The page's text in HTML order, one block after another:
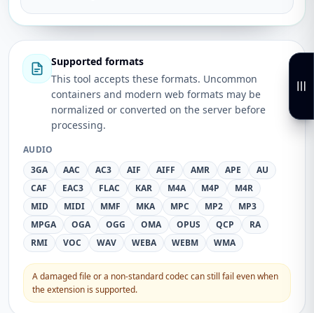
Supported formats
This tool accepts these formats. Uncommon
containers and modern web formats may be
normalized or converted on the server before
processing.
AUDIO
3GA
AAC AC3 AIF AIFF AMR APE
AU
CAF
EAC3 FLAC KAR M4A M4P
M4R
MID
MIDI MMF MKA MPC MP2
MP3
MPGA
OGA OGG OMA OPUS QCP
RA
RMI
VOC WAV WEBA WEBM WMA
A damaged file or a non-standard codec can still fail even when
the extension is supported.